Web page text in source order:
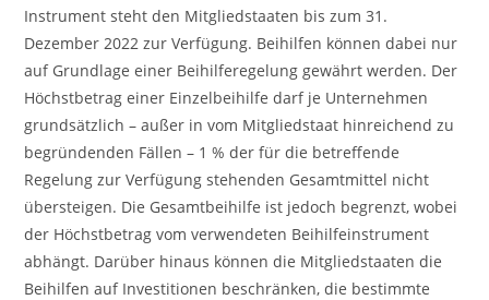
Instrument steht den Mitgliedstaaten bis zum 31.
Dezember 2022 zur Verfügung. Beihilfen können dabei nur
auf Grundlage einer Beihilferegelung gewährt werden. Der
Höchstbetrag einer Einzelbeihilfe darf je Unternehmen
grundsätzlich – außer in vom Mitgliedstaat hinreichend zu
begründenden Fällen – 1 % der für die betreffende
Regelung zur Verfügung stehenden Gesamtmittel nicht
übersteigen. Die Gesamtbeihilfe ist jedoch begrenzt, wobei
der Höchstbetrag vom verwendeten Beihilfeinstrument
abhängt. Darüber hinaus können die Mitgliedstaaten die
Beihilfen auf Investitionen beschränken, die bestimmte